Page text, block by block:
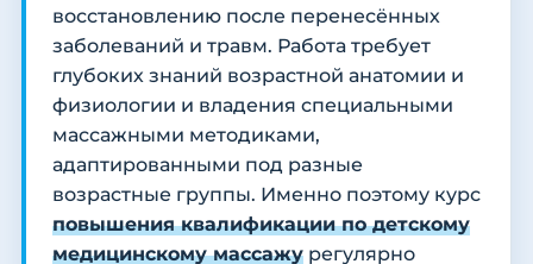
восстановлению после перенесённых
заболеваний и травм. Работа требует
глубоких знаний возрастной анатомии и
физиологии и владения специальными
массажными методиками,
адаптированными под разные
возрастные группы. Именно поэтому курс
повышения квалификации по детскому
медицинскому массажу регулярно